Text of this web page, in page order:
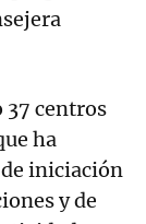
37 centros
ha
iniciación
y de